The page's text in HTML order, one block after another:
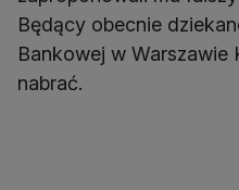
Będący obecnie
Bankowej w Warszawie
nabrać.